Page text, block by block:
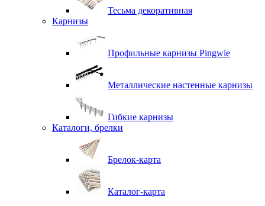
Тесьма декоративная
Карнизы
Профильные карнизы Pingwie
Металлические настенные карнизы
Гибкие карнизы
Каталоги, брелки
Брелок-карта
Каталог-карта